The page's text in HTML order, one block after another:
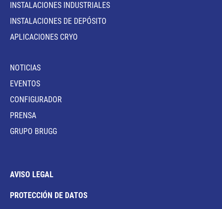
INSTALACIONES INDUSTRIALES
INSTALACIONES DE DEPÓSITO
APLICACIONES CRYO
NOTICIAS
EVENTOS
CONFIGURADOR
PRENSA
GRUPO BRUGG
AVISO LEGAL
PROTECCIÓN DE DATOS